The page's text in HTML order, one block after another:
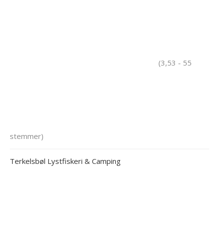
(3,53 - 55
stemmer)
Terkelsbøl Lystfiskeri & Camping